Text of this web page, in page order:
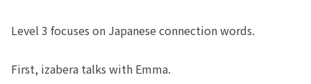
Level 3 focuses on Japanese connection words.
First, izabera talks with Emma.